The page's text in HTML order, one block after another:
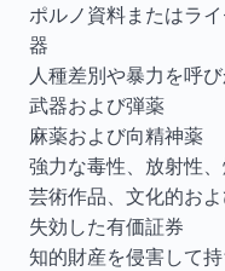
ポルノ資料またはラ
器
人種差別や暴力を呼
武器および弾薬
麻薬および向精神薬
強力な毒性、放射性
芸術作品、文化的お
失効した有価証券
知的財産を侵害して